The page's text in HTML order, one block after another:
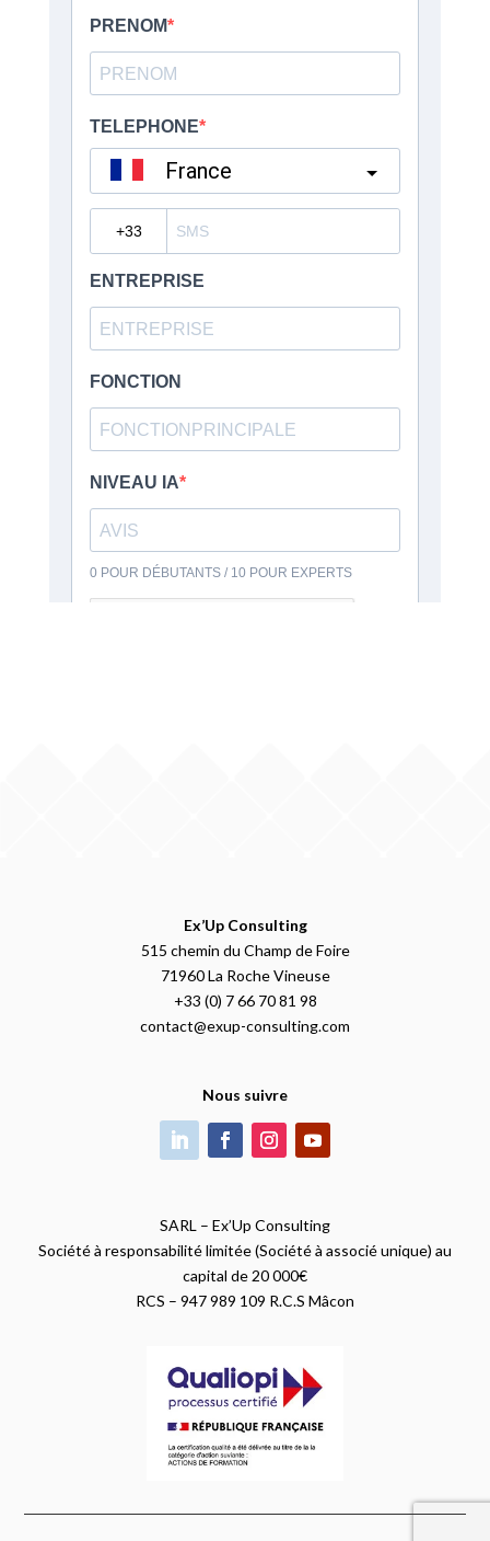
Ex’Up Consulting
515 chemin du Champ de Foire
71960 La Roche Vineuse
+33 (0) 7 66 70 81 98
contact@exup-consulting.com
Nous suivre
SARL – Ex’Up Consulting
Société à responsabilité limitée (Société à associé unique) au
capital de 20 000€
RCS – 947 989 109 R.C.S Mâcon